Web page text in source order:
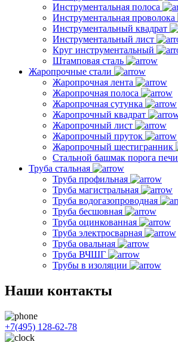
Инструментальная полоса
Инструментальная проволока
Инструментальный квадрат
Инструментальный лист
Круг инструментальный
Штамповая сталь
Жаропрочные стали
Жаропрочная лента
Жаропрочная полоса
Жаропрочная сутунка
Жаропрочный квадрат
Жаропрочный лист
Жаропрочный пруток
Жаропрочный шестигранник
Стальной башмак порога печи
Труба стальная
Труба профильная
Труба магистральная
Труба водогазопроводная
Труба бесшовная
Труба оцинкованная
Труба электросварная
Труба овальная
Труба ВЧШГ
Трубы в изоляции
Наши контакты
+7(495) 128-62-78